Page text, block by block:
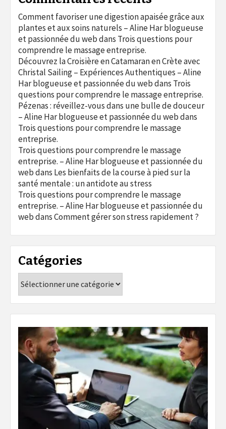
Comment favoriser une digestion apaisée grâce aux
plantes et aux soins naturels – Aline Har blogueuse
et passionnée du webdans Trois questions pour
comprendre le massage entreprise.
Découvrez la Croisière en Catamaran en Crète avec
Christal Sailing – Expériences Authentiques – Aline
Har blogueuse et passionnée du webdans Trois
questions pour comprendre le massage entreprise.
Pézenas : réveillez-vous dans une bulle de douceur
– Aline Har blogueuse et passionnée du webdans
Trois questions pour comprendre le massage
entreprise.
Trois questions pour comprendre le massage
entreprise. – Aline Har blogueuse et passionnée du
webdans Les bienfaits de la course à pied sur la
santé mentale : un antidote au stress
Trois questions pour comprendre le massage
entreprise. – Aline Har blogueuse et passionnée du
webdansComment gérer son stress rapidement ?
Catégories